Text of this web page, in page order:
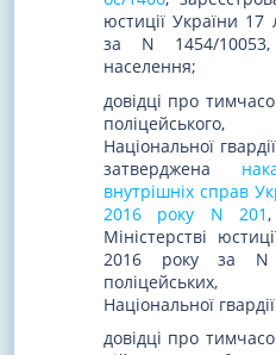
юстиції України
за N 1454/
населення;
довідці про
поліцейського,
Національної
затверджена
внутрішніх справ
2016 року N 201
Міністерстві
2016 року за N
поліцейських,
Національної
довідці про